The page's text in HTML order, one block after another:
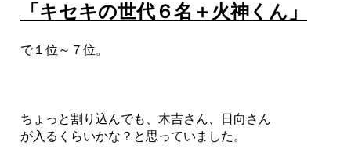
「キセキの世代６名＋火神くん」
で１位～７位。
ちょっと割り込んでも、木吉さん、日向さん
が入るくらいかな？と思っていました。